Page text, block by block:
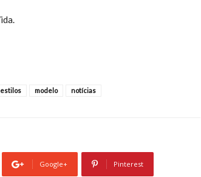
estilos modelo notícias
Google+ Pinterest